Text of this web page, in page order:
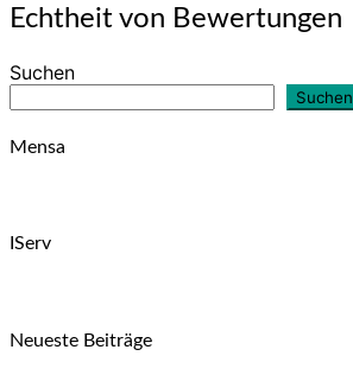
Echtheit
Bewertungen
Echtheit von Bewertungen
Suchen
Suchen
Mensa
IServ
Neueste Beiträge